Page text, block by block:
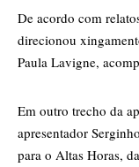
De acordo com
direcionou
Paula Lavigne,
Em outro trecho da
apresentador
para o Altas Horas,